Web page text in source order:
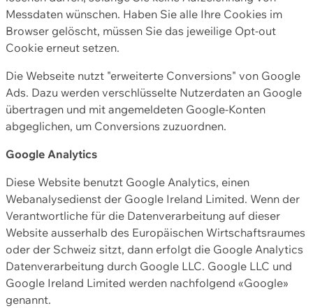
Messdaten wünschen. Haben Sie alle Ihre Cookies im
Browser gelöscht, müssen Sie das jeweilige Opt-out
Cookie erneut setzen.
Die Webseite nutzt "erweiterte Conversions" von Google
Ads. Dazu werden verschlüsselte Nutzerdaten an Google
übertragen und mit angemeldeten Google-Konten
abgeglichen, um Conversions zuzuordnen.
Google Analytics
Diese Website benutzt Google Analytics, einen
Webanalysedienst der Google Ireland Limited. Wenn der
Verantwortliche für die Datenverarbeitung auf dieser
Website ausserhalb des Europäischen Wirtschaftsraumes
oder der Schweiz sitzt, dann erfolgt die Google Analytics
Datenverarbeitung durch Google LLC. Google LLC und
Google Ireland Limited werden nachfolgend «Google»
genannt.